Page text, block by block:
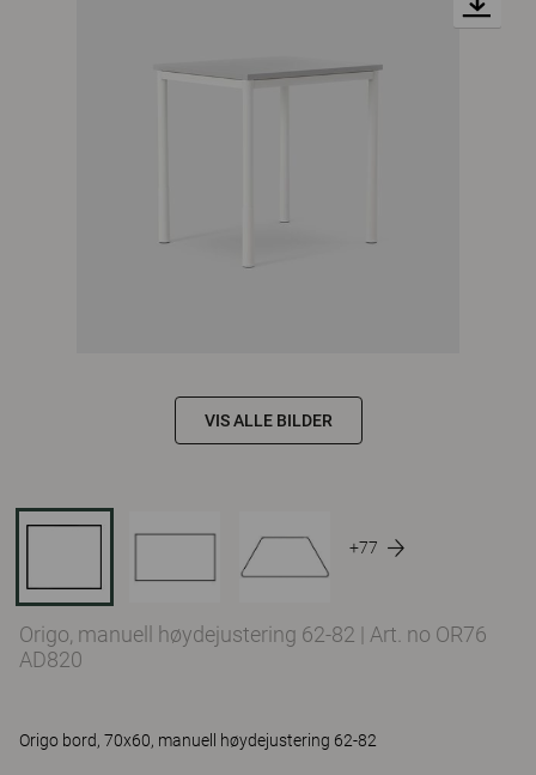
VIS ALLE BILDER
+77
Origo, manuell høydejustering 62-82 | Art. no OR76
AD820
Origo bord, 70x60, manuell høydejustering 62-82